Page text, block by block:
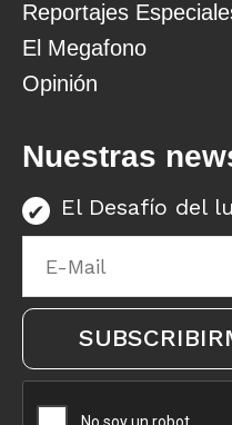
Reportajes
El Megafono
Opinión
Nuestras
El Desafío del